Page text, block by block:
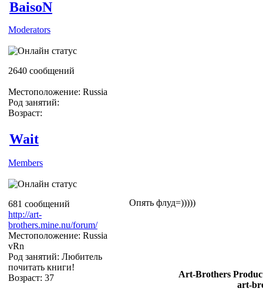
BaisoN
Moderators
2640 сообщений
Местоположение: Russia
Род занятий:
Возраст:
Wait
Members
681 сообщений
http://art-
brothers.mine.nu/forum/
Местоположение: Russia
vRn
Род занятий: Любитель
почитать книги!
Возраст: 37
Опять флуд=)))))
Art-Brothers
art-